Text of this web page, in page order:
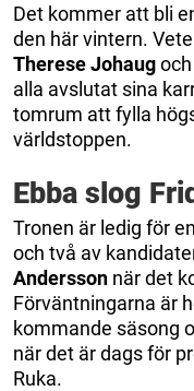
Det kommer att bli
den här vintern.
Therese Johaugoch
alla avslutat sina
tomrum att fylla
världstoppen.
Ebba slog
Tronen är ledig för
och två av
Andersson när det
Förväntningarna är
kommande säsong
när det är dags för
Ruka.